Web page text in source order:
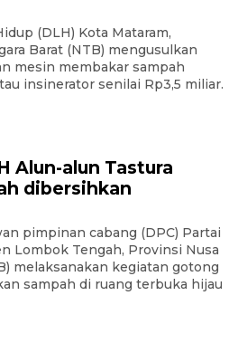
(DLH) Kota Mataram,
Barat (NTB) mengusulkan
mesin membakar sampah
insinerator senilai Rp3,5 miliar.
Alun-alun Tastura
dibersihkan
pimpinan cabang (DPC) Partai
Lombok Tengah, Provinsi Nusa
melaksanakan kegiatan gotong
sampah di ruang terbuka hijau